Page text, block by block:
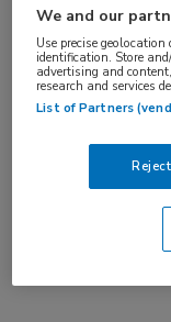
Vaste aanstelling
PLAATSINGSDATUM
5 augustus 2025
NIVEAU
We and our
Use precise
identification. Store
advertising and
research and services
List of Partners